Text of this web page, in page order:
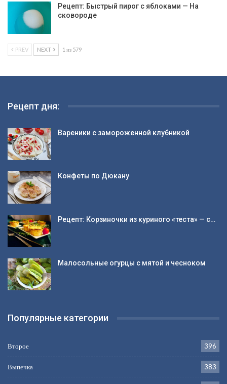
Рецепт: Быстрый пирог с яблоками — На
сковороде
PREV NEXT 1 из 579
Рецепт дня:
Вареники с замороженной клубникой
Конфеты по Дюкану
Рецепт: Корзиночки из куриного «теста» — с…
Малосольные огурцы с мятой и чесноком
Популярные категории
Второе 396
Выпечка 383